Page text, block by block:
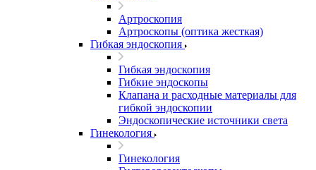
Артроскопия
Артроскопы (оптика жесткая)
Гибкая эндоскопия
Гибкая эндоскопия
Гибкие эндоскопы
Клапана и расходные материалы для
гибкой эндоскопии
Эндоскопические источники света
Гинекология
Гинекология